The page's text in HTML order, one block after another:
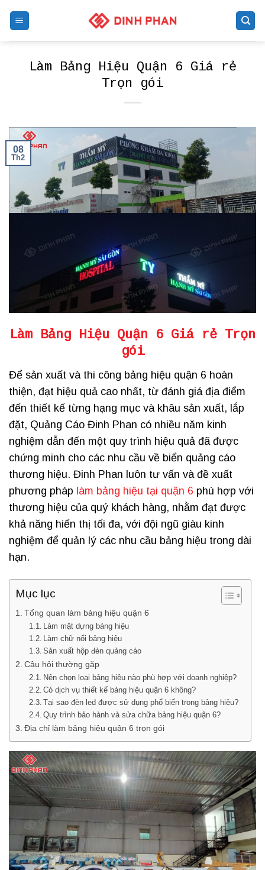
Làm Bảng Hiệu Quận 6 Giá rẻ
Trọn gói
08
Th2
Làm Bảng Hiệu Quận 6 Giá rẻ Trọn
gói
Để sản xuất và thi công bảng hiệu quận 6 hoàn
thiện, đạt hiệu quả cao nhất, từ đánh giá địa điểm
đến thiết kế từng hạng mục và khâu sản xuất, lắp
đặt, Quảng Cáo Đinh Phan có nhiều năm kinh
nghiệm dẫn đến một quy trình hiệu quả đã được
chứng minh cho các nhu cầu về biển quảng cáo
thương hiệu. Đinh Phan luôn tư vấn và đề xuất
phương pháp làm bảng hiệu tại quận 6 phù hợp với
thương hiệu của quý khách hàng, nhằm đạt được
khả năng hiển thị tối đa, với đội ngũ giàu kinh
nghiệm để quản lý các nhu cầu bảng hiệu trong dài
hạn.
Mục lục
Tổng quan làm bảng hiệu quận 6
Làm mặt dựng bảng hiệu
Làm chữ nổi bảng hiệu
Sản xuất hộp đèn quảng cáo
Câu hỏi thường gặp
Nên chọn loại bảng hiệu nào phù hợp với doanh nghiệp?
Có dịch vụ thiết kế bảng hiệu quận 6 không?
Tại sao đèn led được sử dụng phổ biến trong bảng hiệu?
Quy trình bảo hành và sửa chữa bảng hiệu quận 6?
Địa chỉ làm bảng hiệu quận 6 trọn gói